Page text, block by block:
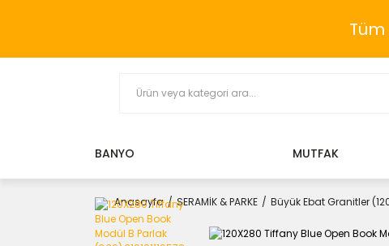
Tüm
BANYO MUTFAK
Anasayfa SERAMİK & PARKE Büyük Ebat Granitler